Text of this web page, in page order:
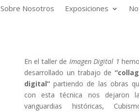
Sobre Nosotros Exposiciones
En el taller de Imagen Digital 1
desarrollado un trabajo de
digital”partiendo de las obras
con esta técnica nos dejaron
vanguardias históricas,